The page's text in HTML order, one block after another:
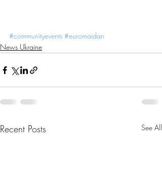
#communityevents #euromaidan
News Ukraine
Recent Posts See All